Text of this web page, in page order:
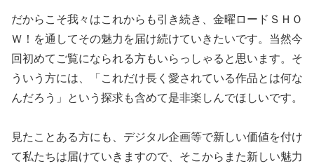
だからこそ我々はこれからも引き続き、金曜ロードＳＨＯ
Ｗ！を通してその魅力を届け続けていきたいです。当然今
回初めてご覧になられる方もいらっしゃると思います。そ
ういう方には、「これだけ長く愛されている作品とは何な
んだろう」という探求も含めて是非楽しんでほしいです。
見たことある方にも、デジタル企画等で新しい価値を付け
て私たちは届けていきますので、そこからまた新しい魅力